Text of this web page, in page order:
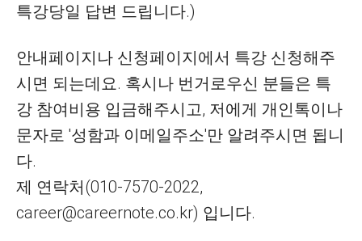
특강당일 답변 드립니다.)
안내페이지나 신청페이지에서 특강 신청해주
시면 되는데요. 혹시나 번거로우신 분들은 특
강 참여비용 입금해주시고, 저에게 개인톡이나
문자로 '성함과 이메일주소'만 알려주시면 됩니
다.
제 연락처(010-7570-2022,
career@careernote.co.kr) 입니다.